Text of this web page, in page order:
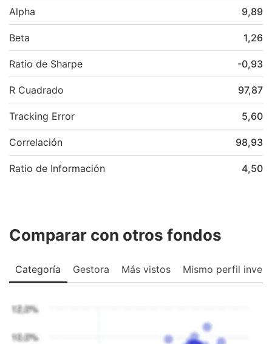
Alpha 9,89
Beta 1,26
Ratio de Sharpe -0,93
R Cuadrado 97,87
Tracking Error 5,60
Correlación 98,93
Ratio de Información 4,50
Comparar con otros fondos
Categoría Gestora Más vistos Mismo perfil